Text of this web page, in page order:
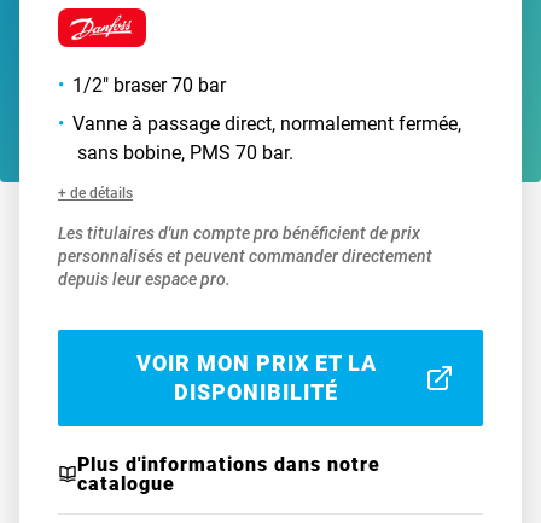
1/2" braser 70 bar
Vanne à passage direct, normalement fermée,
sans bobine, PMS 70 bar.
+ de détails
Les titulaires d'un compte pro bénéficient de prix
personnalisés et peuvent commander directement
depuis leur espace pro.
VOIR MON PRIX ET LA
DISPONIBILITÉ
Plus d'informations dans notre
catalogue